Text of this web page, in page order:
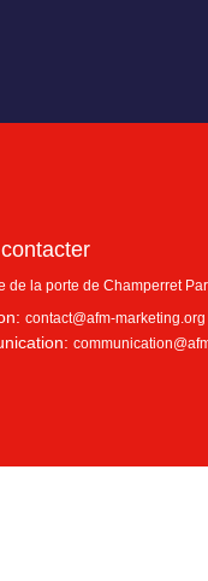
de la porte de Champerret
contact@afm-marketing.org